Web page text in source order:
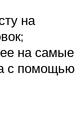
на
на самые
с помощью